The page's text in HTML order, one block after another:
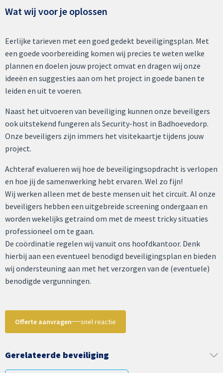
Wat wij voor je oplossen
Eerlijke tarieven met een goed gedekt beveiligingsplan. Met
een goede voorbereiding komen wij precies te weten welke
plannen en doelen jouw project omvat en dragen wij onze
ideeën en suggesties aan om het project in goede banen te
leiden en uit te voeren.
Naast het uitvoeren van beveiliging kunnen onze beveiligers
ook uitstekend fungeren als Security-host in Badhoevedorp.
Onze beveiligers zijn immers het visitekaartje tijdens jouw
project.
Achteraf evalueren wij hoe de beveiligingsopdracht is verlopen
en hoe jij de samenwerking hebt ervaren. Wel zo fijn!
Wij werken alleen met de beste mensen uit het circuit. Al onze
beveiligers hebben een uitgebreide screening ondergaan en
worden wekelijks getraind om met de meest tricky situaties
professioneel om te gaan.
De coördinatie regelen wij vanuit ons hoofdkantoor. Denk
hierbij aan een eventueel benodigd beveiligingsplan en bieden
wij ondersteuning aan met het verzorgen van de (eventuele)
benodigde vergunningen.
Offerte aanvragen snel reactie
Gerelateerde beveiliging